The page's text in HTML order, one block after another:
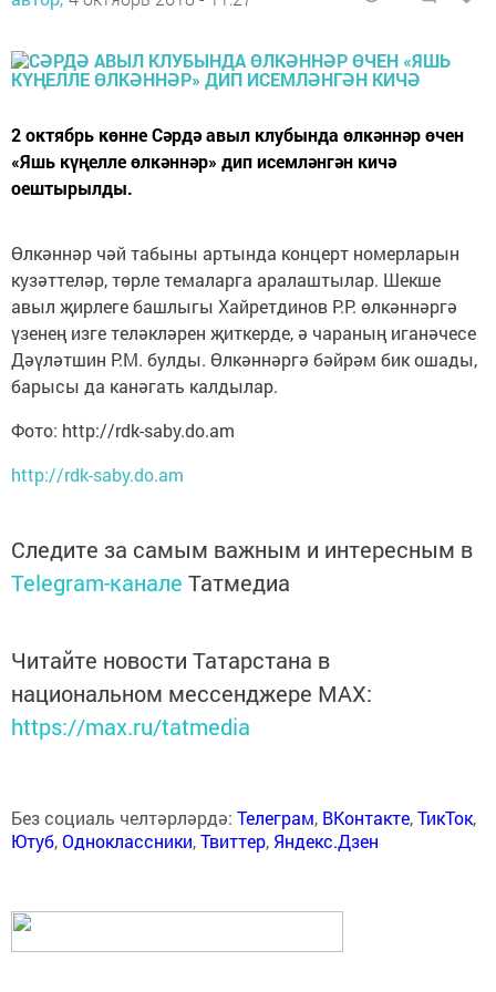
2 октябрь көнне Сәрдә авыл клубында өлкәннәр өчен
«Яшь күңелле өлкәннәр» дип исемләнгән кичә
оештырылды.
Өлкәннәр чәй табыны артында концерт номерларын
кузәттеләр, төрле темаларга аралаштылар. Шекше
авыл җирлеге башлыгы Хайретдинов Р.Р. өлкәннәргә
үзенең изге теләкләрен җиткерде, ә чараның иганәчесе
Дәүләтшин Р.М. булды. Өлкәннәргә бәйрәм бик ошады,
барысы да канәгать калдылар.
Фото: http://rdk-saby.do.am
http://rdk-saby.do.am
Следите за самым важным и интересным в
Telegram-канале Татмедиа
Читайте новости Татарстана в
национальном мессенджере MАХ:
https://max.ru/tatmedia
Без социаль челтәрләрдә: Телеграм, ВКонтакте,ТикТок,
Ютуб,Одноклассники,Твиттер, Яндекс.Дзен